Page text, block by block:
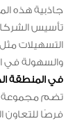
جاذبية هذه
تأسيس
التسهيلات مثل
والسهولة في
في المنطقة
تضم مجموعة
فرصًا